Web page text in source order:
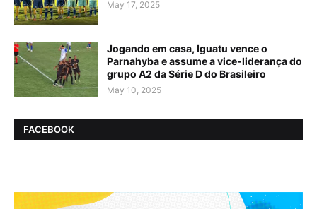
May 17, 2025
Jogando em casa, Iguatu vence o
Parnahyba e assume a vice-liderança do
grupo A2 da Série D do Brasileiro
May 10, 2025
FACEBOOK